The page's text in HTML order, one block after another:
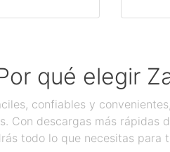
qué elegir
confiables y
Con descargas más
todo lo que necesitas para